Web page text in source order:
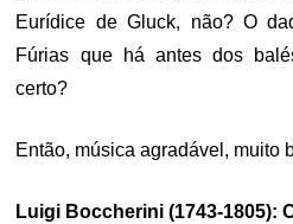
Eurídice de Gluck, não? O
Fúrias que há antes dos
certo?
Então, música agradável, muito
Luigi Boccherini (1743-1805):